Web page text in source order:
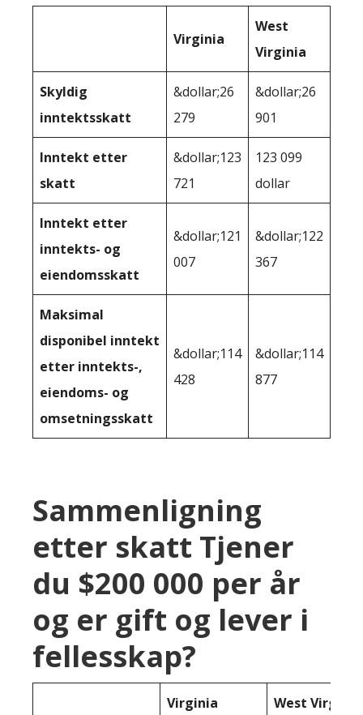
Virginia
West
Virginia
Skyldig
inntektsskatt
&dollar;26
279
&dollar;26
901
Inntekt etter
skatt
&dollar;123
721
123 099
dollar
Inntekt etter
inntekts- og
eiendomsskatt
&dollar;121
007
&dollar;122
367
Maksimal
disponibel inntekt
etter inntekts-,
eiendoms- og
omsetningsskatt
&dollar;114
428
&dollar;114
877
Sammenligning
etter skatt Tjener
du $200 000 per år
og er gift og lever i
fellesskap?
Virginia West Virginia